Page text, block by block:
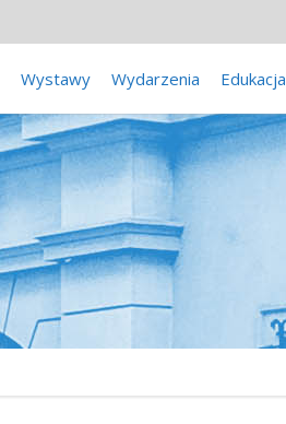
Wystawy Wydarzenia Edukacja